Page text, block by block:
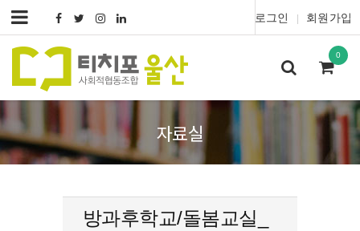
로그인 회원가입
0
자료실
방과후학교/돌봄교실_